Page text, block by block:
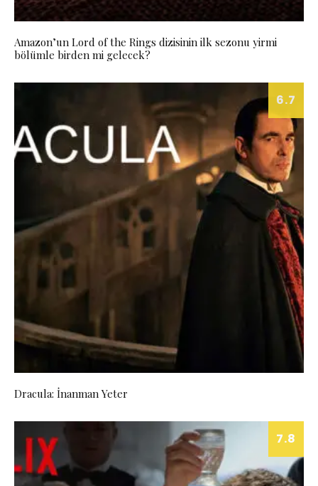
Amazon’un Lord of the Rings dizisinin ilk sezonu yirmi
bölümle birden mi gelecek?
6.7
Dracula: İnanman Yeter
7.8